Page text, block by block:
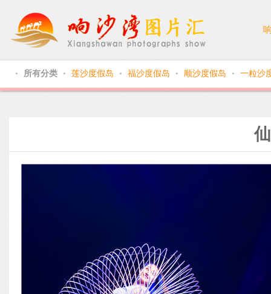
● 所有分类 ● 莲沙度假岛 ● 福沙度假岛 ● 顺沙度假岛 ● 一粒沙